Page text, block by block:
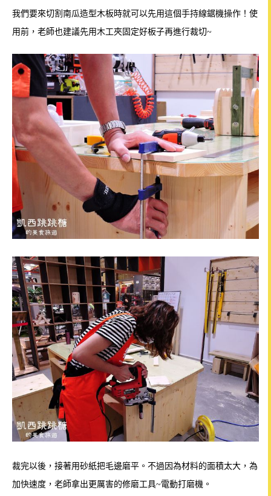
我們要來切割南瓜造型木板時就可以先用這個手持線鋸機操作 ！使
用前，老師也建議先用木工夾固定好板子再進行裁切~
裁完以後，接著用砂紙把毛邊磨平。 不過因為材料的面積太大，為
加快速度，老師拿出更厲害的修磨工具~電動打磨機。